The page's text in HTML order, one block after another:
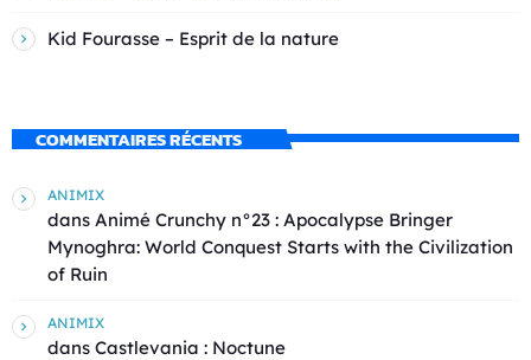
Kid Fourasse – Esprit de la nature
COMMENTAIRES RÉCENTS
ANIMIX
dans Animé Crunchy n°23 : Apocalypse Bringer
Mynoghra: World Conquest Starts with the Civilization
of Ruin
ANIMIX
dans Castlevania : Noctune